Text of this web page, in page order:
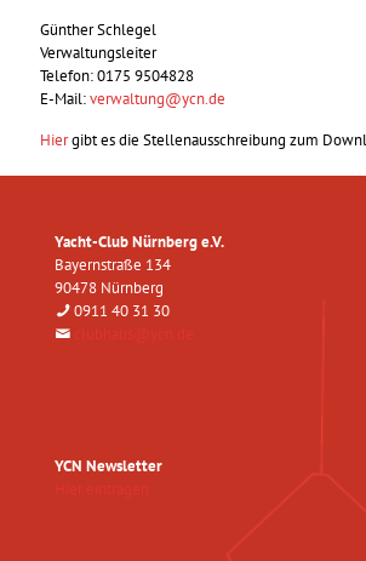
Günther Schlegel
Verwaltungsleiter
Telefon:0175 9504828
E-Mail:verwaltung@ycn.de
Hiergibt es die Stellenausschreibung zum
Yacht-Club Nürnberg e.V.
Bayernstraße 134
90478 Nürnberg
0911 40 31 30
clubhaus@ycn.de
YCN Newsletter
Hier eintragen